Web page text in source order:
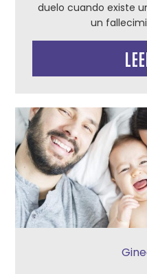
duelo cuando existe
un